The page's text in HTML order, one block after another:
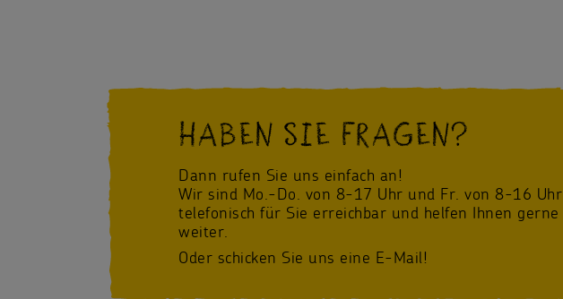
HABEN SIE FRAGEN?
Dann rufen Sie uns einfach an!
Wir sind Mo.-Do. von 8-17 Uhr und Fr. von 8-16 Uhr
telefonisch für Sie erreichbar und helfen Ihnen gerne
weiter.
Oder schicken Sie uns eine E-Mail!